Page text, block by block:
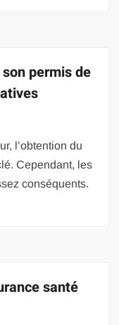
permis de
l’obtention du
Cependant, les
conséquents.
santé